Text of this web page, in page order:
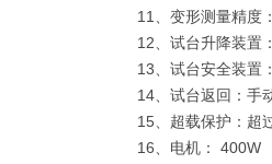
11、变形测量精度
12、试台升降装置
13、试台安全装置
14、试台返回：手
15、超载保护：超
16、电机： 400W